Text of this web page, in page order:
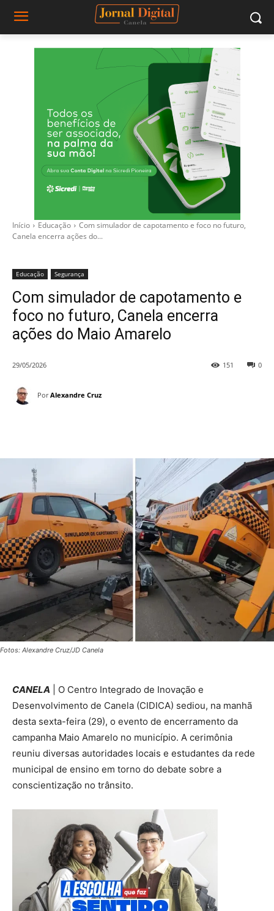
Início Educação
Com simulador de capotamento e foco no futuro,
Canela encerra ações do...
Educação Segurança
Com simulador de capotamento e
foco no futuro, Canela encerra
ações do Maio Amarelo
29/05/2026 0
151
Por Alexandre Cruz
Fotos: Alexandre Cruz/JD Canela
CANELA | O Centro Integrado de Inovação e
Desenvolvimento de Canela (CIDICA) sediou, na manhã
desta sexta-feira (29), o evento de encerramento da
campanha Maio Amarelo no município. A cerimônia
reuniu diversas autoridades locais e estudantes da rede
municipal de ensino em torno do debate sobre a
conscientização no trânsito.